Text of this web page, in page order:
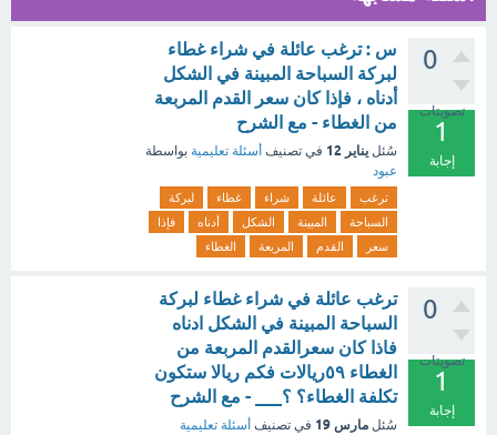
0
تصويتات
1
إجابة
س : ترغب عائلة في شراء غطاء
لبركة السباحة المبينة في الشكل
أدناه ، فإذا كان سعر القدم المربعة
من الغطاء - مع الشرح
سُئل يناير 12 في تصنيف أسئلة تعليمية بواسطة
عبود
ترغب عائلة شراء غطاء
لبركة
السباحة
المبينة الشكل أدناه
فإذا
سعر
القدم المربعة الغطاء
0
تصويتات
1
إجابة
ترغب عائلة في شراء غطاء لبركة
السباحة المبينة في الشكل ادناه
فاذا كان سعرالقدم المربعة من
الغطاء ٥٩ريالات فكم ريالا ستكون
تكلفة الغطاء؟ ؟___ - مع الشرح
سُئل مارس 19 في تصنيف أسئلة تعليمية